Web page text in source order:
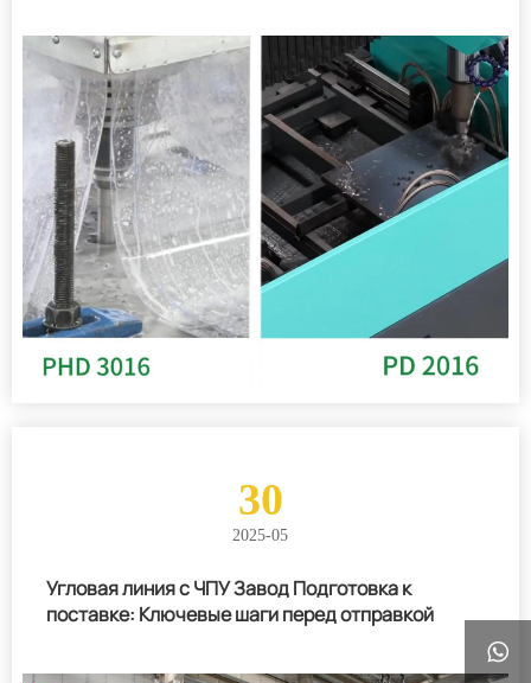
30
2025-05
Угловая линия с ЧПУ Завод Подготовка к
поставке: Ключевые шаги перед отправкой
